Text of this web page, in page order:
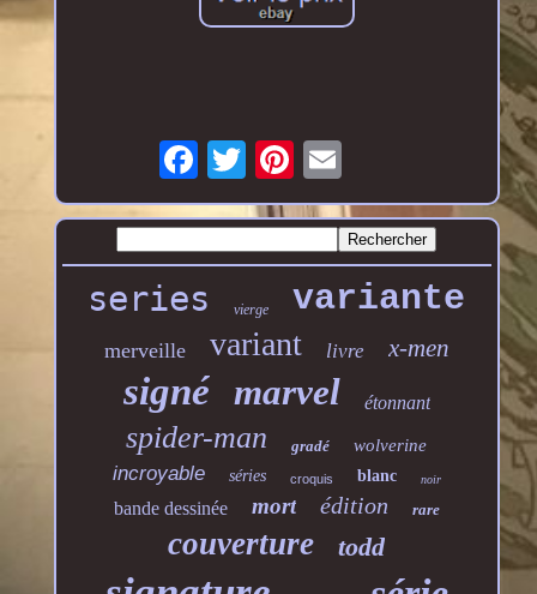
series vierge variante
merveille variant livre x-men
signé marvel étonnant
spider-man gradé wolverine
incroyable séries croquis blanc noir
bande dessinée mort édition rare
couverture todd